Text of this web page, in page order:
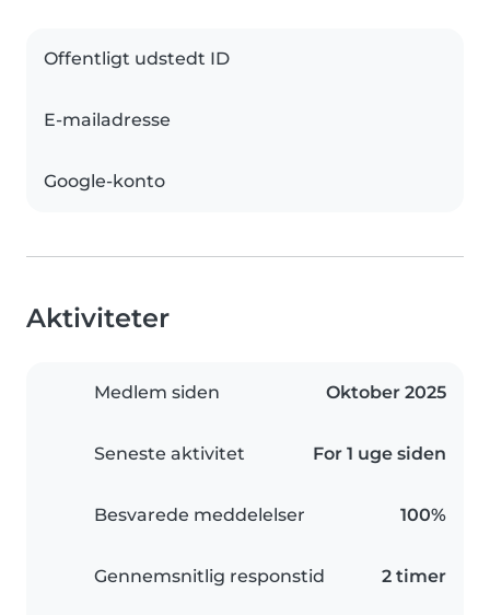
Offentligt udstedt ID
E-mailadresse
Google-konto
Aktiviteter
Medlem siden Oktober 2025
Seneste aktivitet For 1 uge siden
Besvarede meddelelser 100%
Gennemsnitlig responstid 2 timer